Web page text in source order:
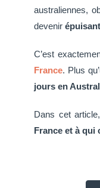
australiennes,
devenir
C’est
France. Plus
jours en
Dans cet
France et à qui